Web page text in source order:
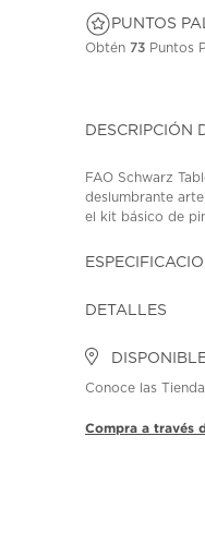
PUNTOS
Obtén73 Puntos
DESCRIPCIÓN
FAO Schwarz
deslumbrante
el kit básico de
DETALLES
Conoce las
Compra a través